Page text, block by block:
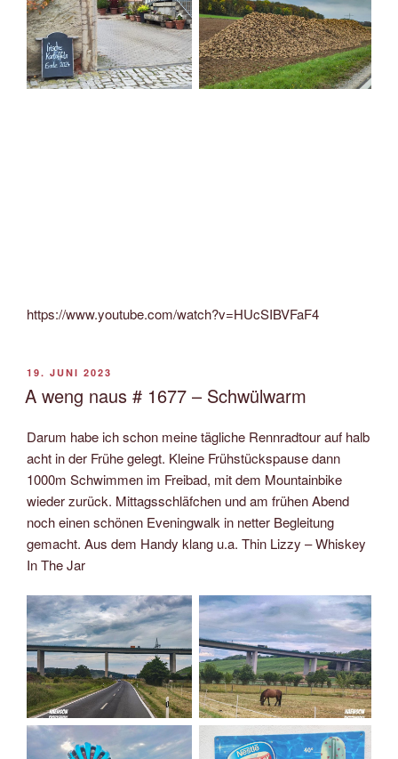
https://www.youtube.com/watch?v=HUcSIBVFaF4
VERÖFFENTLICHT
AM
19. JUNI 2023
A weng naus # 1677 – Schwülwarm
Darum habe ich schon meine tägliche Rennradtour auf halb
acht in der Frühe gelegt. Kleine Frühstückspause dann
1000m Schwimmen im Freibad, mit dem Mountainbike
wieder zurück. Mittagsschläfchen und am frühen Abend
noch einen schönen Eveningwalk in netter Begleitung
gemacht. Aus dem Handy klang u.a. Thin Lizzy – Whiskey
In The Jar